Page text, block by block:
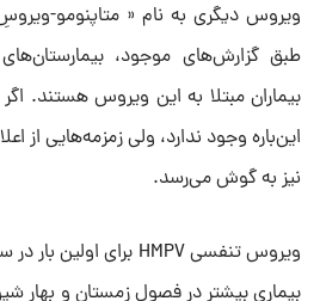
طبق گزارش‌های موجود،
بیماران مبتلا به این ویروس هستند.
این‌باره وجود ندارد، ولی زمزمه‌هایی از
نیز به گوش می‌رسد.
بیماری بیشتر در فصول زمستان و بهار